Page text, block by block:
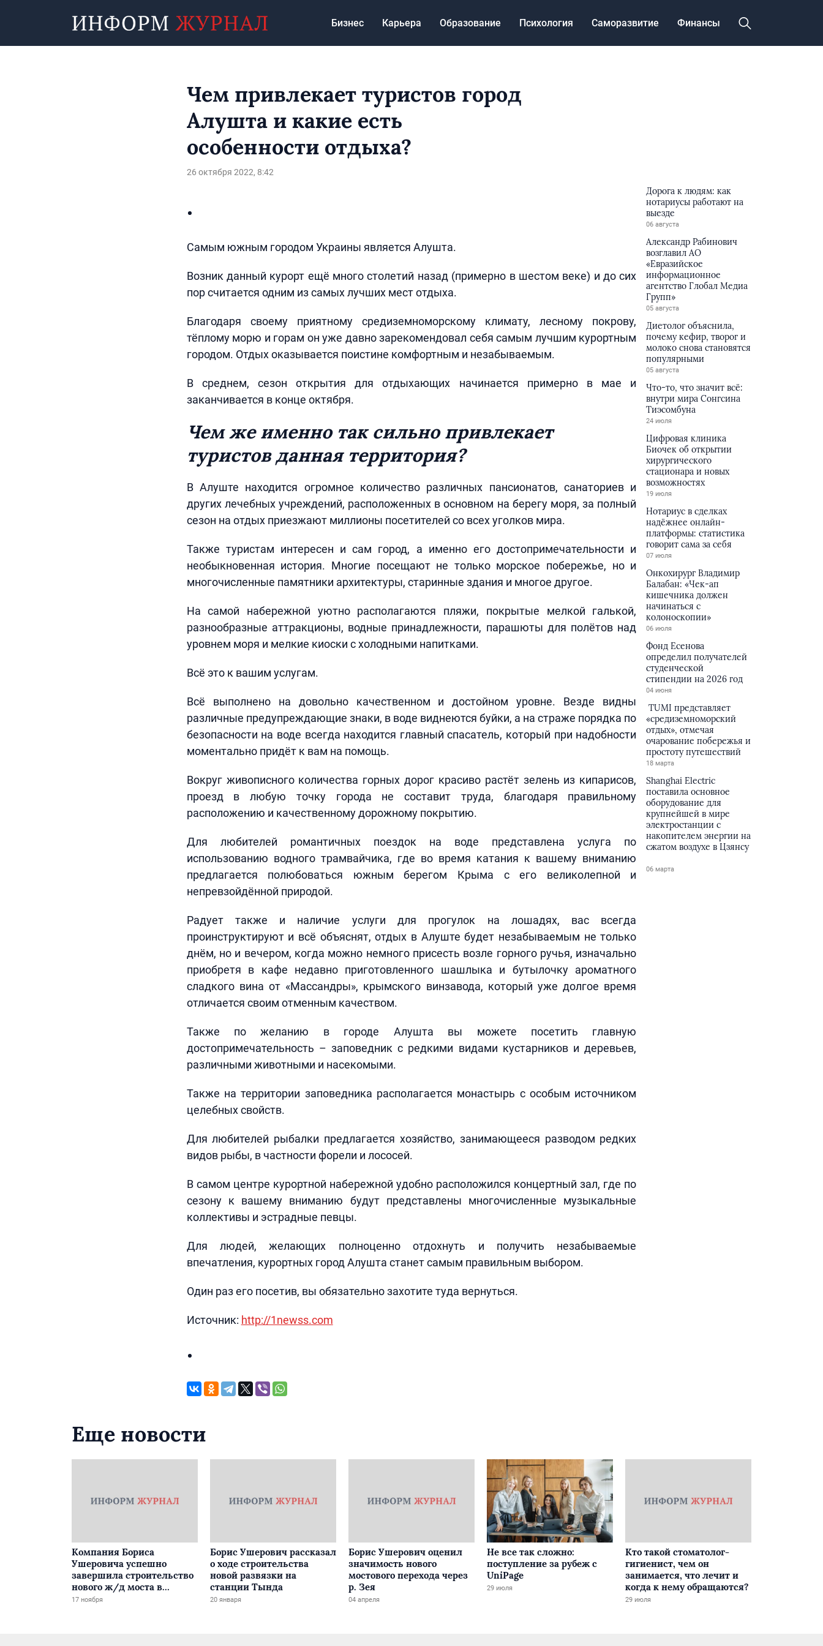
Бизнес Карьера Образование Психология Саморазвитие Финансы
Чем привлекает туристов город
Алушта и какие есть
особенности отдыха?
26 октября 2022, 8:42
Самым южным городом Украины является Алушта.
Возник данный курорт ещё много столетий назад (примерно в шестом веке) и до сих
пор считается одним из самых лучших мест отдыха.
Благодаря своему приятному средиземноморскому климату, лесному покрову,
тёплому морю и горам он уже давно зарекомендовал себя самым лучшим курортным
городом. Отдых оказывается поистине комфортным и незабываемым.
В среднем, сезон открытия для отдыхающих начинается примерно в мае и
заканчивается в конце октября.
Чем же именно так сильно привлекает
туристов данная территория?
В Алуште находится огромное количество различных пансионатов, санаториев и
других лечебных учреждений, расположенных в основном на берегу моря, за полный
сезон на отдых приезжают миллионы посетителей со всех уголков мира.
Также туристам интересен и сам город, а именно его достопримечательности и
необыкновенная история. Многие посещают не только морское побережье, но и
многочисленные памятники архитектуры, старинные здания и многое другое.
На самой набережной уютно располагаются пляжи, покрытые мелкой галькой,
разнообразные аттракционы, водные принадлежности, парашюты для полётов над
уровнем моря и мелкие киоски с холодными напитками.
Всё это к вашим услугам.
Всё выполнено на довольно качественном и достойном уровне. Везде видны
различные предупреждающие знаки, в воде виднеются буйки, а на страже порядка по
безопасности на воде всегда находится главный спасатель, который при надобности
моментально придёт к вам на помощь.
Вокруг живописного количества горных дорог красиво растёт зелень из кипарисов,
проезд в любую точку города не составит труда, благодаря правильному
расположению и качественному дорожному покрытию.
Для любителей романтичных поездок на воде представлена услуга по
использованию водного трамвайчика, где во время катания к вашему вниманию
предлагается полюбоваться южным берегом Крыма с его великолепной и
непревзойдённой природой.
Радует также и наличие услуги для прогулок на лошадях, вас всегда
проинструктируют и всё объяснят, отдых в Алуште будет незабываемым не только
днём, но и вечером, когда можно немного присесть возле горного ручья, изначально
приобретя в кафе недавно приготовленного шашлыка и бутылочку ароматного
сладкого вина от «Массандры», крымского винзавода, который уже долгое время
отличается своим отменным качеством.
Также по желанию в городе Алушта вы можете посетить главную
достопримечательность – заповедник с редкими видами кустарников и деревьев,
различными животными и насекомыми.
Также на территории заповедника располагается монастырь с особым источником
целебных свойств.
Для любителей рыбалки предлагается хозяйство, занимающееся разводом редких
видов рыбы, в частности форели и лососей.
В самом центре курортной набережной удобно расположился концертный зал, где по
сезону к вашему вниманию будут представлены многочисленные музыкальные
коллективы и эстрадные певцы.
Для людей, желающих полноценно отдохнуть и получить незабываемые
впечатления, курортных город Алушта станет самым правильным выбором.
Один раз его посетив, вы обязательно захотите туда вернуться.
Источник: http://1newss.com
Дорога к людям: как
нотариусы работают на
выезде
06 августа
Александр Рабинович
возглавил АО
«Евразийское
информационное
агентство Глобал Медиа
Групп»
05 августа
Диетолог объяснила,
почему кефир, творог и
молоко снова становятся
популярными
05 августа
Что-то, что значит всё:
внутри мира Сонгсина
Тиэсомбуна
24 июля
Цифровая клиника
Биочек об открытии
хирургического
стационара и новых
возможностях
19 июля
Нотариус в сделках
надёжнее онлайн-
платформы: статистика
говорит сама за себя
07 июля
Онкохирург Владимир
Балабан: «Чек-ап
кишечника должен
начинаться с
колоноскопии»
06 июля
Фонд Есенова
определил получателей
студенческой
стипендии на 2026 год
04 июня
TUMI представляет
«средиземноморский
отдых», отмечая
очарование побережья и
простоту путешествий
18 марта
Shanghai Electric
поставила основное
оборудование для
крупнейшей в мире
электростанции с
накопителем энергии на
сжатом воздухе в Цзянсу
06 марта
Еще новости
Компания Бориса
Ушеровича успешно
завершила строительство
нового ж/д моста в
Забайкалье
17 ноября
Борис Ушерович рассказал
о ходе строительства
новой развязки на
станции Тында
20 января
Борис Ушерович оценил
значимость нового
мостового перехода через
р. Зея
04 апреля
Не все так сложно:
поступление за рубеж с
UniPage
29 июля
Кто такой стоматолог-
гигиенист, чем он
занимается, что лечит и
когда к нему обращаются?
29 июля